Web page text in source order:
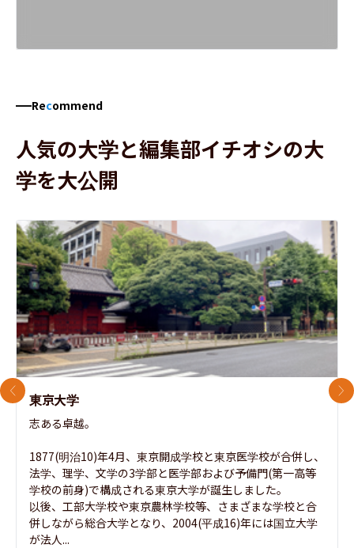
Recommend
人気の大学と編集部イチオシの大
学を大公開
東京大学
志ある卓越。
1877(明治10)年4月、東京開成学校と東京医学校が合併し、
法学、理学、文学の3学部と医学部および予備門(第一高等
学校の前身)で構成される東京大学が誕生しました。
以後、工部大学校や東京農林学校等、さまざまな学校と合
併しながら総合大学となり、2004(平成16)年には国立大学
が法人...
前のスライド 次